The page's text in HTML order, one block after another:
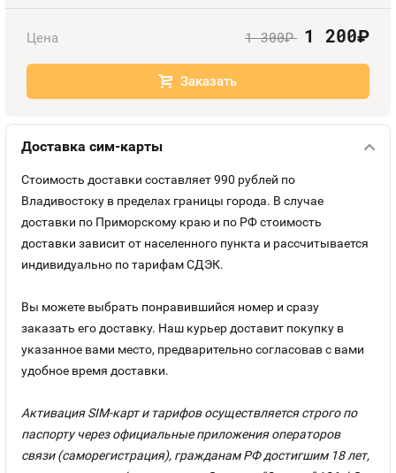
Контакты
Цена 1 300руб. 1 200руб.
Заказать
Доставка сим-карты
Стоимость доставки составляет 990 рублей по
Владивостоку в пределах границы города. В случае
доставки по Приморскому краю и по РФ стоимость
доставки зависит от населенного пункта и рассчитывается
индивидуально по тарифам СДЭК.
Вы можете выбрать понравившийся номер и сразу
заказать его доставку. Наш курьер доставит покупку в
указанное вами место, предварительно согласовав с вами
удобное время доставки.
Активация SIM-карт и тарифов осуществляется строго по
паспорту через официальные приложения операторов
связи (саморегистрация), гражданам РФ достигшим 18 лет,